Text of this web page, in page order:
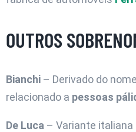
OUTROS
Bianchi – Derivado do
relacionado a pessoas
De Luca – Variante